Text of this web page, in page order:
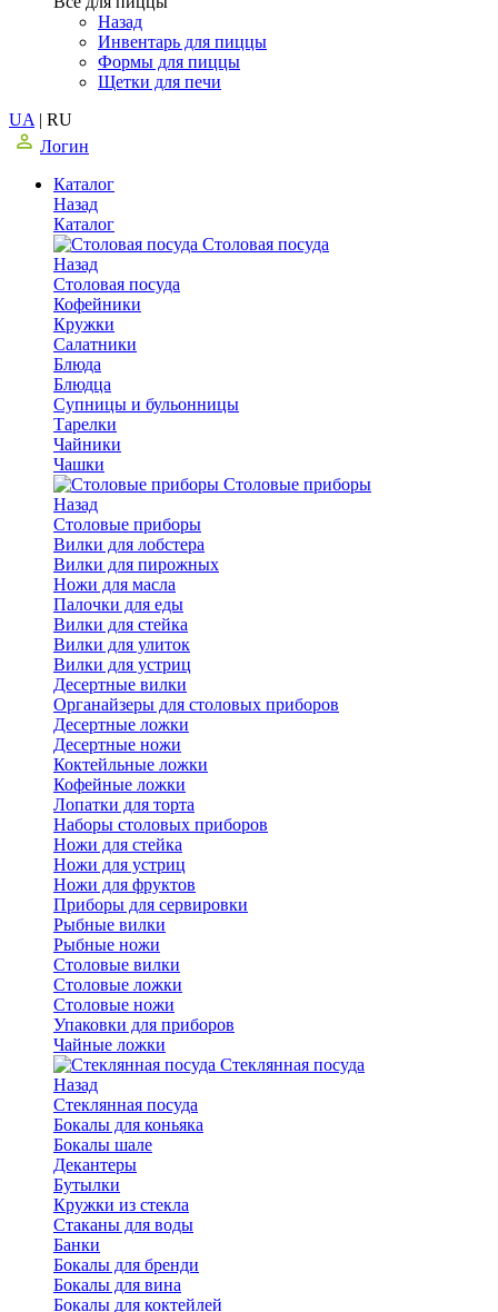
Назад
Инвентарь для пиццы
Формы для пиццы
Щетки для печи
UA | RU
Логин
Каталог
Назад
Каталог
Столовая посуда
Назад
Столовая посуда
Кофейники
Кружки
Салатники
Блюда
Блюдца
Супницы и бульонницы
Тарелки
Чайники
Чашки
Cтоловые приборы
Назад
Cтоловые приборы
Вилки для лобстера
Вилки для пирожных
Ножи для масла
Палочки для еды
Вилки для стейка
Вилки для улиток
Вилки для устриц
Десертные вилки
Органайзеры для столовых приборов
Десертные ложки
Десертные ножи
Коктейльные ложки
Кофейные ложки
Лопатки для торта
Наборы столовых приборов
Ножи для стейка
Ножи для устриц
Ножи для фруктов
Приборы для сервировки
Рыбные вилки
Рыбные ножи
Столовые вилки
Столовые ложки
Столовые ножи
Упаковки для приборов
Чайные ложки
Стеклянная посуда
Назад
Стеклянная посуда
Бокалы для коньяка
Бокалы шале
Декантеры
Бутылки
Кружки из стекла
Стаканы для воды
Банки
Бокалы для бренди
Бокалы для вина
Бокалы для коктейлей